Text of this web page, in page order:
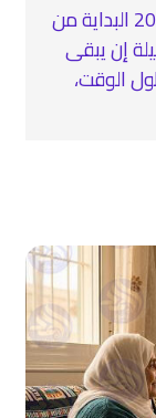
جليسة مسنين بالمنزل لعام 2026 – 2027 البداية من
إن يبقى
الوقت،